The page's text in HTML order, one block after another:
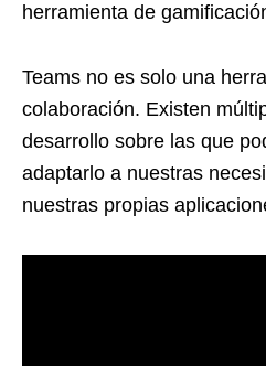
herramienta de
Teams no es solo una
colaboración. Existen
desarrollo sobre las que
adaptarlo a nuestras
nuestras propias